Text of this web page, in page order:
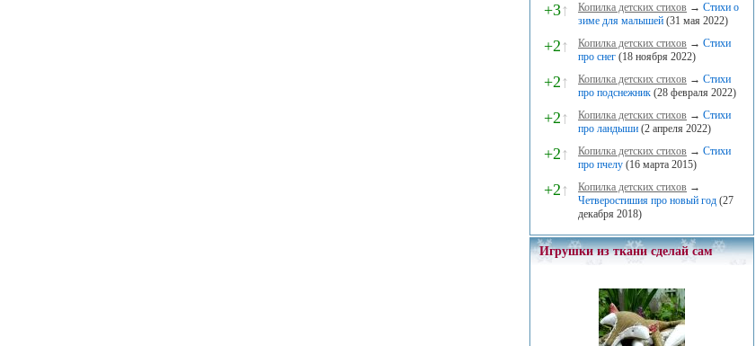
+3↑ Копилка детских стихов → Стихи о
зиме для малышей (31 мая 2022)
+2↑ Копилка детских стихов → Стихи
про снег (18 ноября 2022)
+2↑ Копилка детских стихов → Стихи
про подснежник (28 февраля 2022)
+2↑ Копилка детских стихов → Стихи
про ландыши (2 апреля 2022)
+2↑ Копилка детских стихов → Стихи
про пчелу (16 марта 2015)
+2↑ Копилка детских стихов →
Четверостишия про новый год (27
декабря 2018)
Игрушки из ткани сделай сам